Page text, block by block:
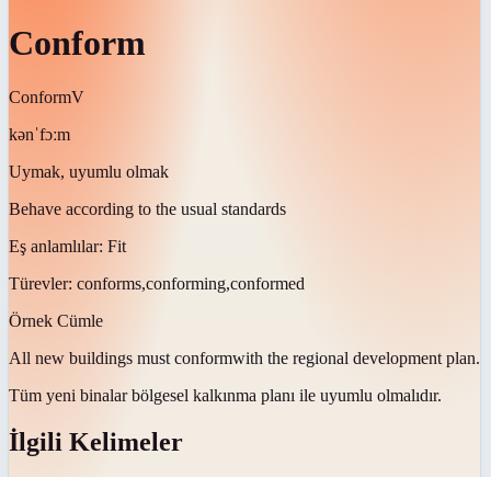
Conform
ConformV
kənˈfɔːm
Uymak, uyumlu olmak
Behave according to the usual standards
Eş anlamlılar: Fit
Türevler: conforms,conforming,conformed
Örnek Cümle
All new buildings must conformwith the regional development plan.
Tüm yeni binalar bölgesel kalkınma planı ile uyumlu olmalıdır.
İlgili Kelimeler